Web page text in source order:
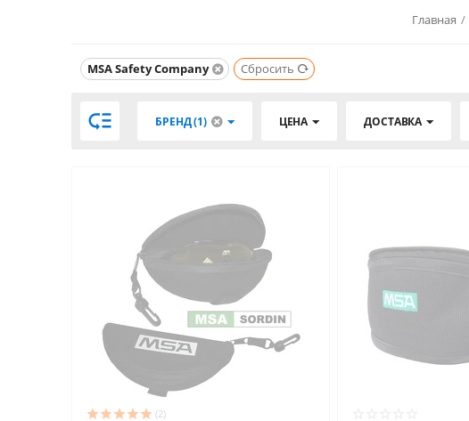
Главная /
MSA Safety Company Сбросить
 БРЕНД (1) ЦЕНА ДОСТАВКА
(2)